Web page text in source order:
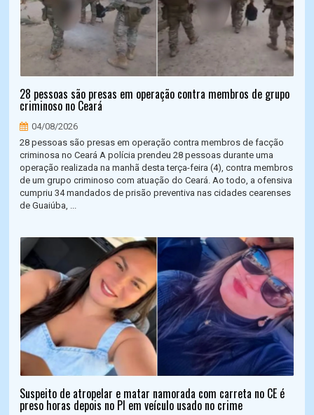
28 pessoas são presas em operação contra membros de grupo
criminoso no Ceará
04/08/2026
28 pessoas são presas em operação contra membros de facção
criminosa no Ceará A polícia prendeu 28 pessoas durante uma
operação realizada na manhã desta terça-feira (4), contra membros
de um grupo criminoso com atuação do Ceará. Ao todo, a ofensiva
cumpriu 34 mandados de prisão preventiva nas cidades cearenses
de Guaiúba, ...
Suspeito de atropelar e matar namorada com carreta no CE é
preso horas depois no PI em veículo usado no crime